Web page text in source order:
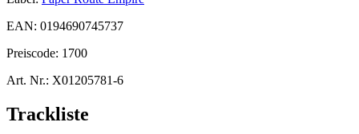
EAN: 0194690745737
Preiscode: 1700
Art. Nr.: X01205781-6
Trackliste